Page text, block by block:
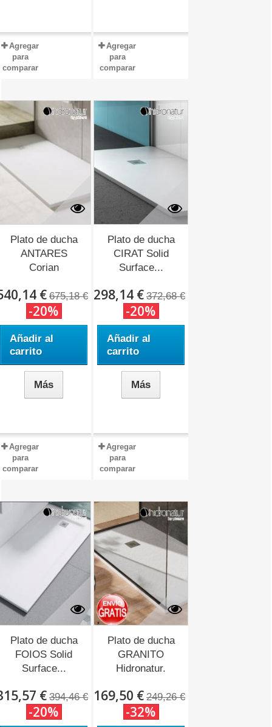
Agregar
para
comparar
Agregar
para
comparar
Plato de ducha
ANTARES
Corian
€ 675,18 €
-20%
Añadir al
carrito
Más
Agregar
para
comparar
Plato de ducha
CIRAT Solid
Surface...
298,14 € 372,68 €
-20%
Añadir al
carrito
Más
Agregar
para
comparar
Plato de ducha
FOIOS Solid
Surface...
€ 394,46 €
-20%
Plato de ducha
GRANITO
Hidronatur.
169,50 € 249,26 €
-32%